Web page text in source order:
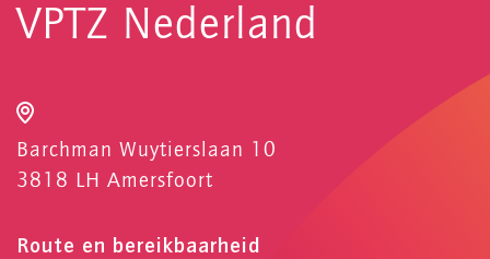
VPTZ Nederland
Barchman Wuytierslaan 10
3818 LH Amersfoort
Route en bereikbaarheid